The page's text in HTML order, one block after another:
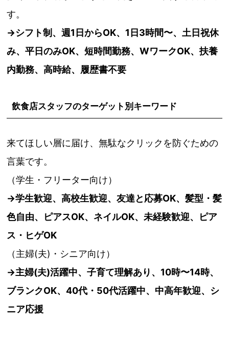
す。
→シフト制、週1日からOK、1日3時間〜、土日祝休
み、平日のみOK、短時間勤務、WワークOK、扶養
内勤務、高時給、履歴書不要
飲食店スタッフのターゲット別キーワード
来てほしい層に届け、無駄なクリックを防ぐための
言葉です。
（学生・フリーター向け）
→学生歓迎、高校生歓迎、友達と応募OK、髪型・髪
色自由、ピアスOK、ネイルOK、未経験歓迎、ピア
ス・ヒゲOK
（主婦(夫)・シニア向け）
→主婦(夫)活躍中、子育て理解あり、10時〜14時、
ブランクOK、40代・50代活躍中、中高年歓迎、シ
ニア応援